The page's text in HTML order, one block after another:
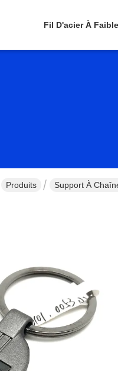
Fil D'acier À
Produits Support À